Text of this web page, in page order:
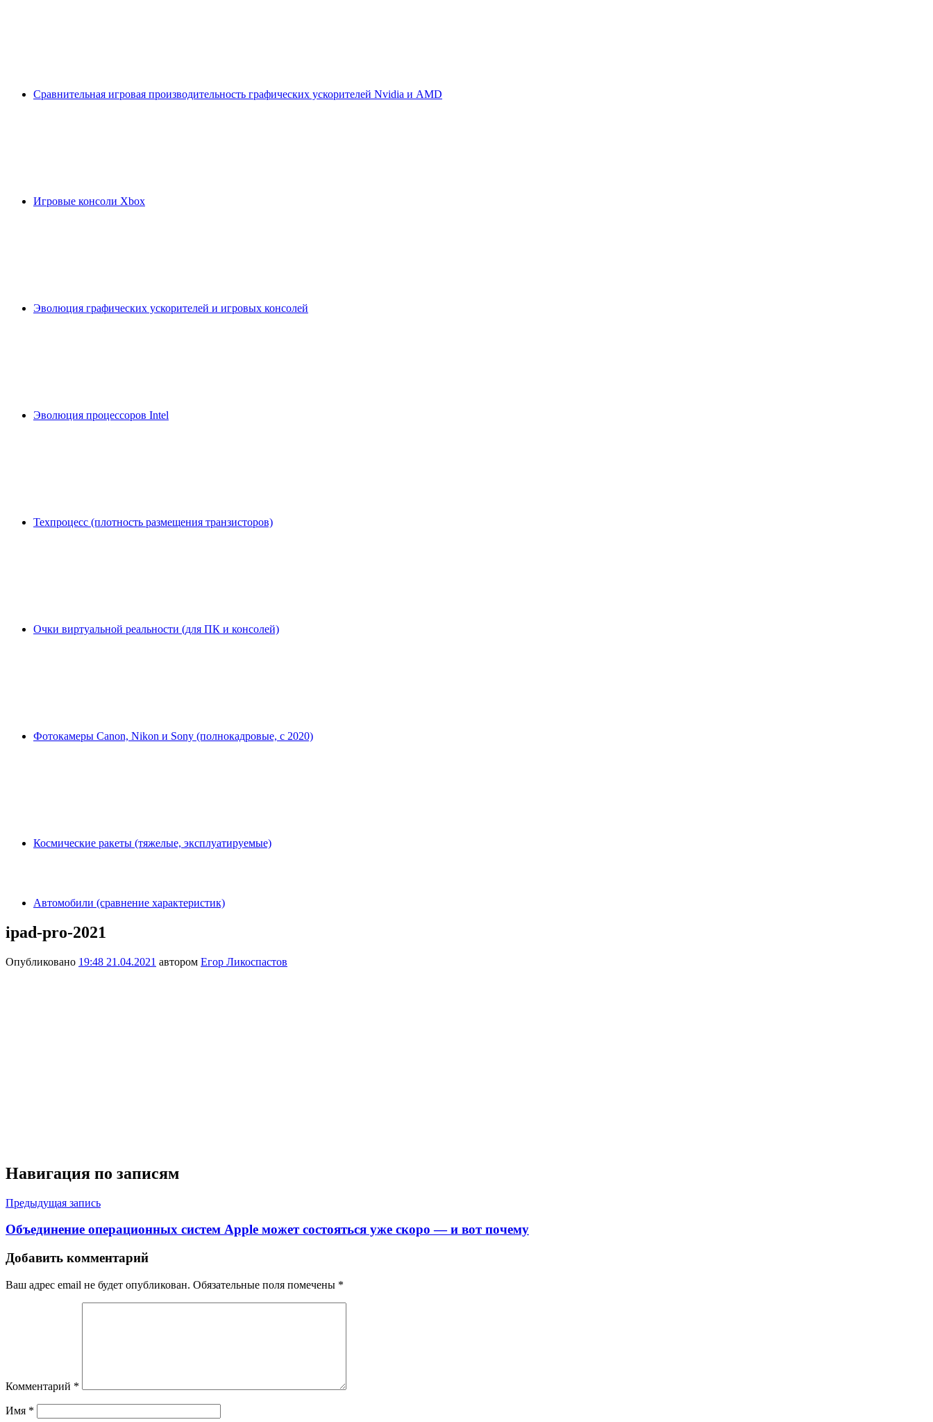
Сравнительная игровая производительность графических ускорителей Nvidia и AMD
Игровые консоли Xbox
Эволюция графических ускорителей и игровых консолей
Эволюция процессоров Intel
Техпроцесс (плотность размещения транзисторов)
Очки виртуальной реальности (для ПК и консолей)
Фотокамеры Canon, Nikon и Sony (полнокадровые, с 2020)
Космические ракеты (тяжелые, эксплуатируемые)
Автомобили (сравнение характеристик)
ipad-pro-2021
Опубликовано 19:48 21.04.2021 автором Егор Ликоспастов
Навигация по записям
Предыдущая запись
Объединение операционных систем Apple может состояться уже скоро — и вот почему
Добавить комментарий
Ваш адрес email не будет опубликован. Обязательные поля помечены *
Комментарий *
Имя *